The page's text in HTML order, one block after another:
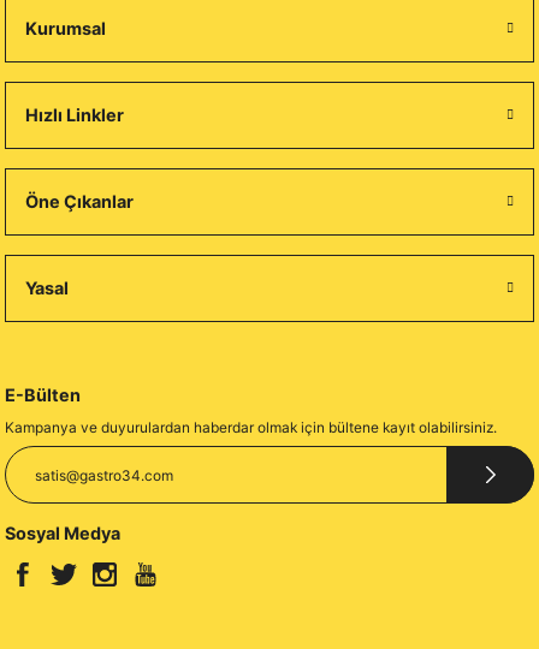
Kurumsal
Hızlı Linkler
Öne Çıkanlar
Yasal
E-Bülten
Kampanya ve duyurulardan haberdar olmak için bültene kayıt olabilirsiniz.
Sosyal Medya